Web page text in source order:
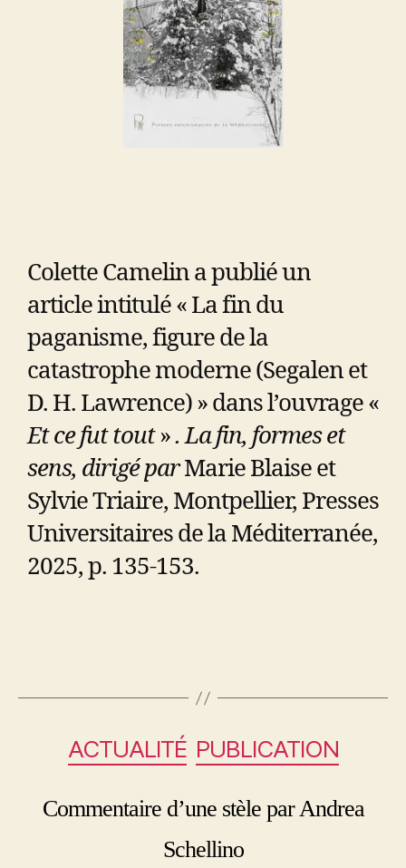
Colette Camelin a publié un
article intitulé « La fin du
paganisme, figure de la
catastrophe moderne (Segalen et
D. H. Lawrence) » dans l’ouvrage «
Et ce fut tout». La fin, formes et
sens, dirigé parMarie Blaise et
Sylvie Triaire, Montpellier, Presses
Universitaires de la Méditerranée,
2025, p. 135-153.
ACTUALITÉ PUBLICATION
Commentaire d’une stèle par Andrea
Schellino